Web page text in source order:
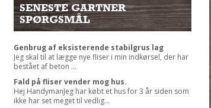
SENESTE GARTNER
SPØRGSMÅL
Genbrug af eksisterende stabilgrus lag
Jeg skal til at lægge nye fliser i min indkørsel, der har
bestået af beton ...
Fald på fliser vender mog hus.
Hej HandymanJeg har købt et hus for 3 år siden som
ikke har set meget til vedlig...